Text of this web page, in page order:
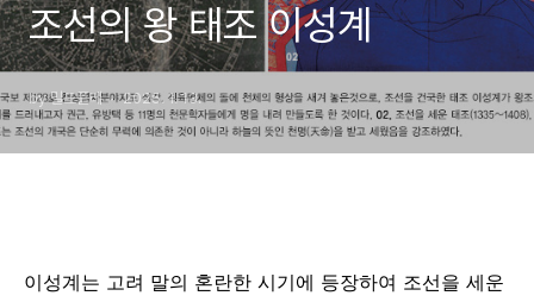
조선의 왕 태조 이성계
by 밀드플레 2025. 1. 13.
이성계는 고려 말의 혼란한 시기에 등장하여 조선을 세운